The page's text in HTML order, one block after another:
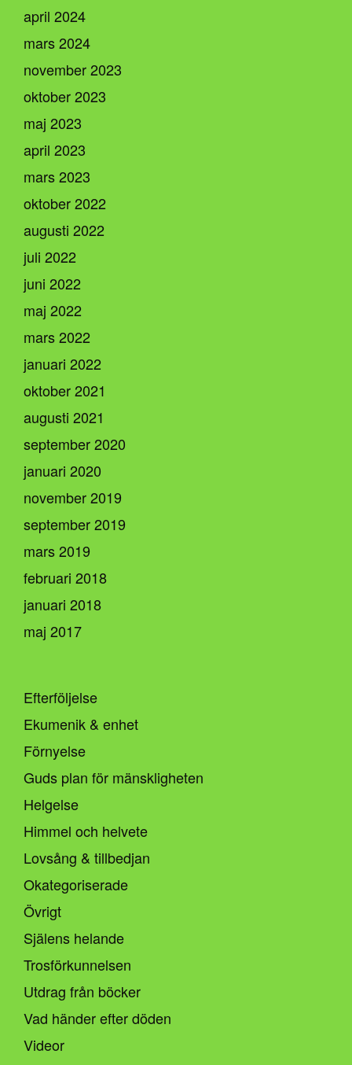
april 2024
mars 2024
november 2023
oktober 2023
maj 2023
april 2023
mars 2023
oktober 2022
augusti 2022
juli 2022
juni 2022
maj 2022
mars 2022
januari 2022
oktober 2021
augusti 2021
september 2020
januari 2020
november 2019
september 2019
mars 2019
februari 2018
januari 2018
maj 2017
Efterföljelse
Ekumenik & enhet
Förnyelse
Guds plan för mänskligheten
Helgelse
Himmel och helvete
Lovsång & tillbedjan
Okategoriserade
Övrigt
Själens helande
Trosförkunnelsen
Utdrag från böcker
Vad händer efter döden
Videor